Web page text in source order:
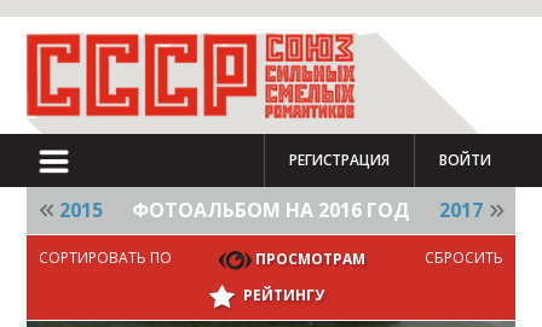
РЕГИСТРАЦИЯ ВОЙТИ
2015 2017
ФОТОАЛЬБОМ НА 2016 ГОД
СОРТИРОВАТЬ ПО СБРОСИТЬ
ПРОСМОТРАМ
РЕЙТИНГУ